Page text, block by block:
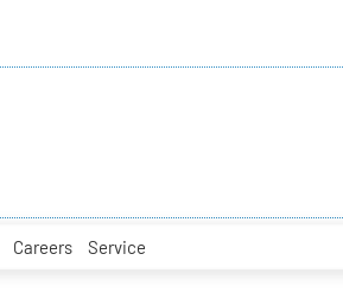
Careers Service